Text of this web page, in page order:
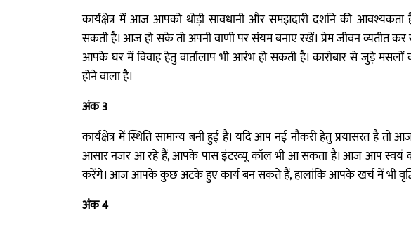
कार्यक्षेत्र में आज आपको थोड़ी सावधानी और समझदारी दर्शाने की
सकती है। आज हो सके तो अपनी वाणी पर संयम बनाए रखें। प्रेम जीवन व्यतीत
आपके घर में विवाह हेतु वार्तालाप भी आरंभ हो सकती है। कारोबार से जुड़े
होने वाला है।
अंक 3
कार्यक्षेत्र में स्थिति सामान्य बनी हुई है। यदि आप नई नौकरी हेतु प्रयासरत है
आसार नजर आ रहे हैं, आपके पास इंटरव्यू कॉल भी आ सकता है। आज आप स्वयं
करेंगे। आज आपके कुछ अटके हुए कार्य बन सकते हैं, हालांकि आपके खर्च में भी वृद्धि
अंक 4